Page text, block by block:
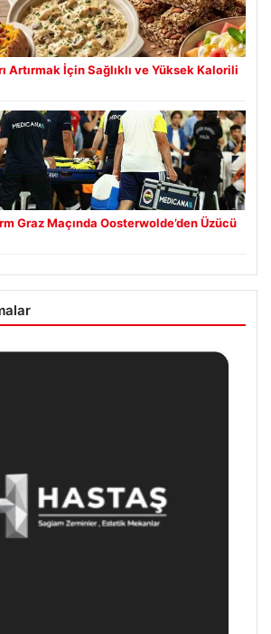
Artırmak İçin Sağlıklı ve Yüksek Kalorili
Graz Maçında Oosterwolde’den Üzücü